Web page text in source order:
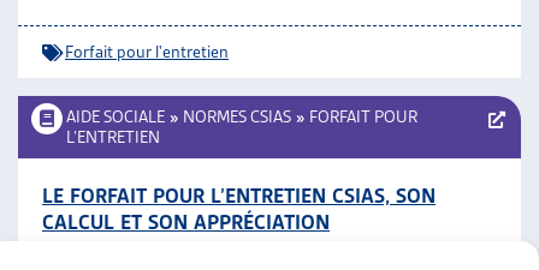
L’ASSOCIATION
JOURNÉES D’AUTOMNE
Forfait pour l'entretien
AIDE SOCIALE » NORMES CSIAS » FORFAIT POUR
L’ENTRETIEN
LE FORFAIT POUR L’ENTRETIEN CSIAS, SON
CALCUL ET SON APPRÉCIATION